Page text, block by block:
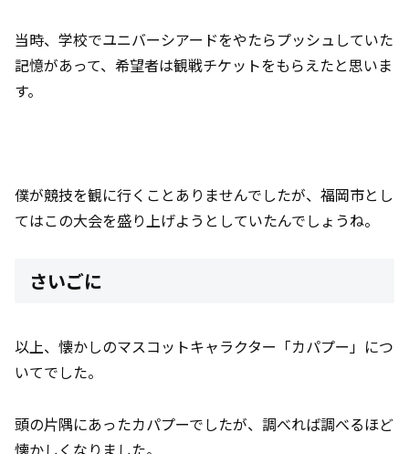
当時、学校でユニバーシアードをやたらプッシュしていた
記憶があって、希望者は観戦チケットをもらえたと思いま
す。
僕が競技を観に行くことありませんでしたが、福岡市とし
てはこの大会を盛り上げようとしていたんでしょうね。
さいごに
以上、懐かしのマスコットキャラクター「カパプー」につ
いてでした。
頭の片隅にあったカパプーでしたが、調べれば調べるほど
懐かしくなりました。